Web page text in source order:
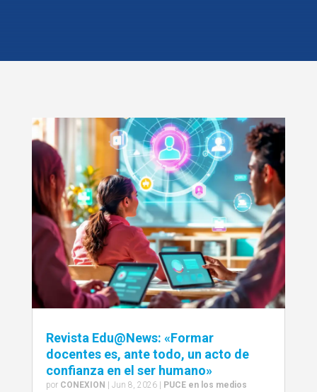
Revista Edu@News: «Formar
docentes es, ante todo, un acto de
confianza en el ser humano»
por CONEXION Jun 8, 2026| PUCE en los medios